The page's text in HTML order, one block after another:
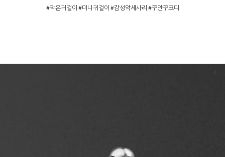
#작은귀걸이 #미니귀걸이 #감성악세사리 #꾸안꾸코디